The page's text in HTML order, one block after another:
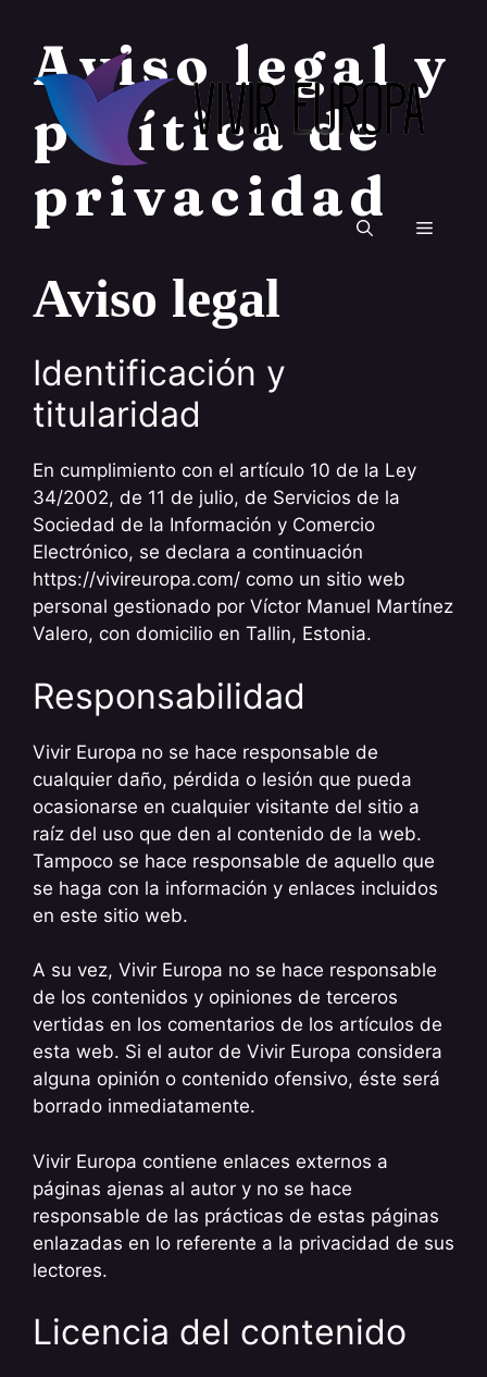
contenido
Menú
Aviso legal y
política de
privacidad
Aviso legal
Identificación y
titularidad
En cumplimiento con el artículo 10 de la Ley
34/2002, de 11 de julio, de Servicios de la
Sociedad de la Información y Comercio
Electrónico, se declara a continuación
https://vivireuropa.com/ como un sitio web
personal gestionado por Víctor Manuel Martínez
Valero, con domicilio en Tallin, Estonia.
Responsabilidad
Vivir Europa no se hace responsable de
cualquier daño, pérdida o lesión que pueda
ocasionarse en cualquier visitante del sitio a
raíz del uso que den al contenido de la web.
Tampoco se hace responsable de aquello que
se haga con la información y enlaces incluidos
en este sitio web.
A su vez, Vivir Europa no se hace responsable
de los contenidos y opiniones de terceros
vertidas en los comentarios de los artículos de
esta web. Si el autor de Vivir Europa considera
alguna opinión o contenido ofensivo, éste será
borrado inmediatamente.
Vivir Europa contiene enlaces externos a
páginas ajenas al autor y no se hace
responsable de las prácticas de estas páginas
enlazadas en lo referente a la privacidad de sus
lectores.
Licencia del contenido